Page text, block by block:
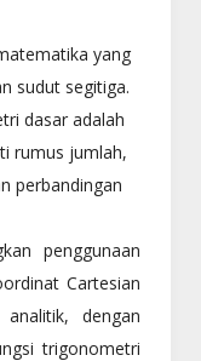
yang
sudut segitiga.
dasar adalah
rumus jumlah,
perbandingan
penggunaan
Cartesian
dengan
trigonometri